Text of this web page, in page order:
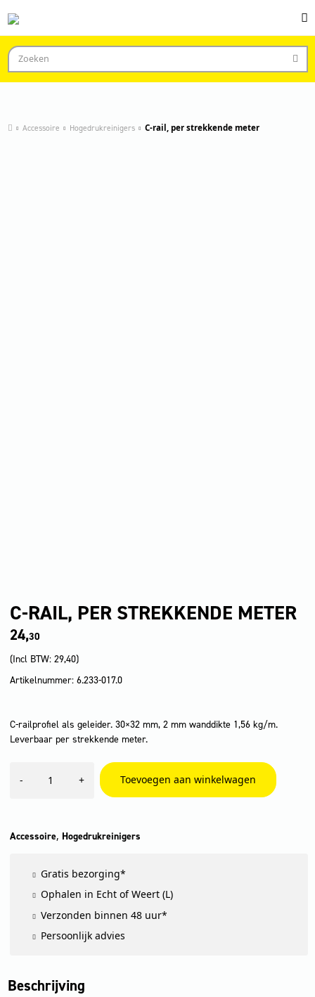
Accessoire Hogedrukreinigers C-rail, per strekkende meter
C-RAIL, PER STREKKENDE METER
24,30
(Incl BTW: 29,40)
Artikelnummer: 6.233-017.0
C-railprofiel als geleider. 30×32 mm, 2 mm wanddikte 1,56 kg/m.
Leverbaar per strekkende meter.
-
rail,
aantal
+ Toevoegen aan winkelwagen
Accessoire, Hogedrukreinigers
Gratis bezorging*
Ophalen in Echt of Weert (L)
Verzonden binnen 48 uur*
Persoonlijk advies
Beschrijving